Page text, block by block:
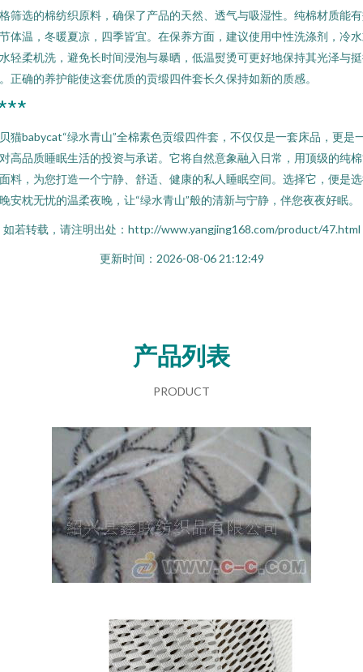
筛选的棉纺织原料，确保了产品的天然、透气与吸湿性。纯棉材质能
体温，冬暖夏凉，四季皆宜。在保养方面，建议使用中性洗涤剂，冷
轻柔机洗，避免长时间浸泡与暴晒，低温熨烫可更好地保持其光泽与
正确的养护能使这套优质的贡缎四件套长久保持如新的质感。
猫babycat“绿水青山”全棉素色贡缎四件套，不仅仅是一套床品，更是
高品质睡眠生活的投资与承诺。它将自然意象融入日常，用顶级的纯
料，为您打造一个宁静、舒适、健康的私人睡眠空间。选择它，便是
安枕无忧的温柔夜晚，让“绿水青山”般的清新与宁静，伴您夜夜好眠。
如若转载，请注明出处：http://www.yangjing168.com/product/47.html
更新时间：2026-08-06 21:12:49
产品列表
PRODUCT